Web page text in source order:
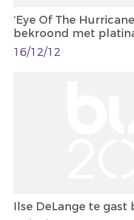
‘Eye Of The
bekroond met
16/12/12
Ilse DeLange te gast